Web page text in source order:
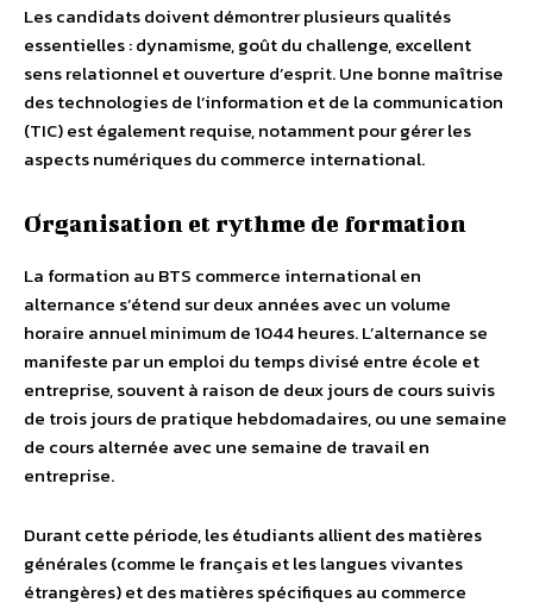
Les candidats doivent démontrer plusieurs qualités
essentielles : dynamisme, goût du challenge, excellent
sens relationnel et ouverture d’esprit. Une bonne maîtrise
des technologies de l’information et de la communication
(TIC) est également requise, notamment pour gérer les
aspects numériques du commerce international.
Organisation et rythme de formation
La formation au BTS commerce international en
alternance s’étend sur deux années avec un volume
horaire annuel minimum de 1044 heures. L’alternance se
manifeste par un emploi du temps divisé entre école et
entreprise, souvent à raison de deux jours de cours suivis
de trois jours de pratique hebdomadaires, ou une semaine
de cours alternée avec une semaine de travail en
entreprise.
Durant cette période, les étudiants allient des matières
générales (comme le français et les langues vivantes
étrangères) et des matières spécifiques au commerce